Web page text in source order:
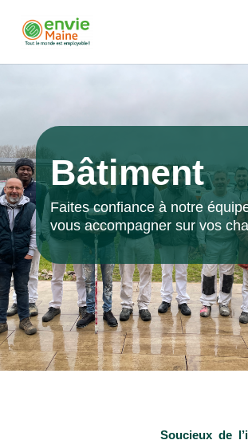
Bâtiment
Faites confiance à notre
vous accompagner sur vos
Soucieux de